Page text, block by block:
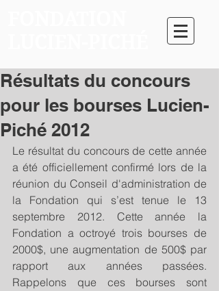
Résultats du concours
pour les bourses Lucien-
Piché 2012
Le résultat du concours de cette année
a été officiellement confirmé lors de la
réunion du Conseil d'administration de
la Fondation qui s’est tenue le 13
septembre 2012. Cette année la
Fondation a octroyé trois bourses de
2000$, une augmentation de 500$ par
rapport aux années passées.
Rappelons que ces bourses sont